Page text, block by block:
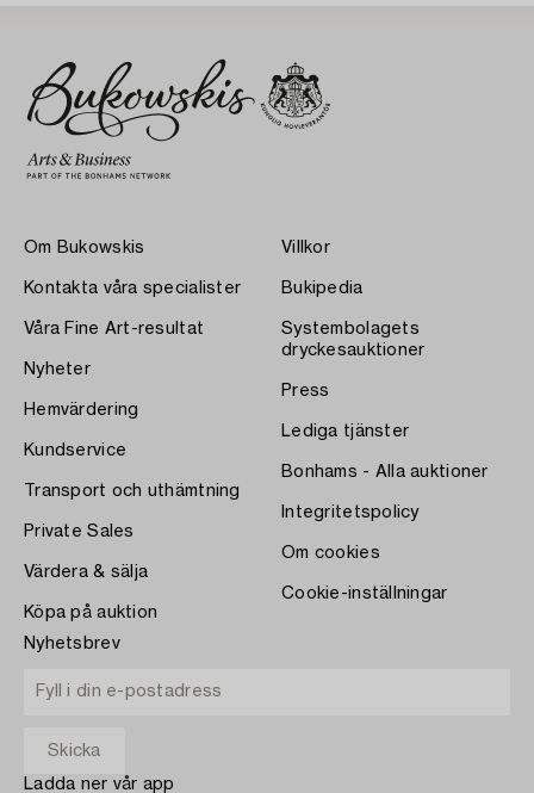
Om Bukowskis
Kontakta våra specialister
Våra Fine Art-resultat
Nyheter
Hemvärdering
Kundservice
Transport och uthämtning
Private Sales
Värdera & sälja
Köpa på auktion
Villkor
Bukipedia
Systembolagets
dryckesauktioner
Press
Lediga tjänster
Bonhams - Alla auktioner
Integritetspolicy
Om cookies
Cookie-inställningar
Nyhetsbrev
Ladda ner vår app